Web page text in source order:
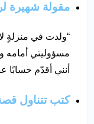
مقولة شهيرة
“ولدت في منزلةٍ لا
مسؤوليتي أمامه
أنني أقدّم حسابًا
كتب تتناول